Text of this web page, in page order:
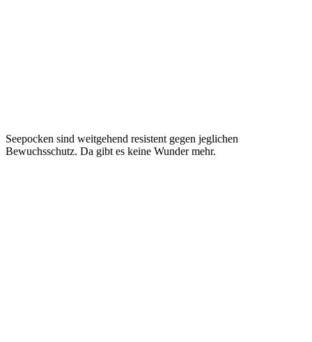
Seepocken sind weitgehend resistent gegen jeglichen
Bewuchsschutz. Da gibt es keine Wunder mehr.